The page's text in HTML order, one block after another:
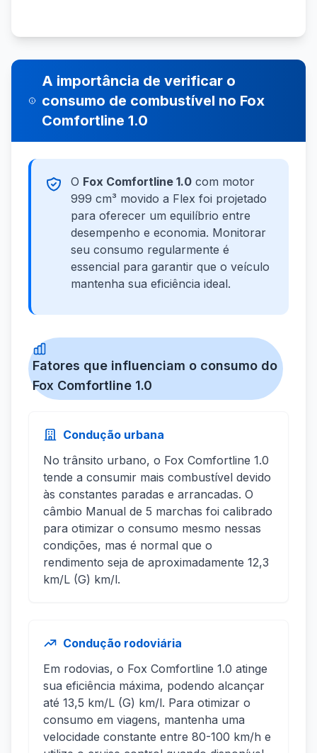
A importância de verificar o
consumo de combustível no Fox
Comfortline 1.0
O Fox Comfortline 1.0 com motor
999 cm³ movido a Flex foi projetado
para oferecer um equilíbrio entre
desempenho e economia. Monitorar
seu consumo regularmente é
essencial para garantir que o veículo
mantenha sua eficiência ideal.
Fatores que influenciam o consumo do
Fox Comfortline 1.0
Condução urbana
No trânsito urbano, o Fox Comfortline 1.0
tende a consumir mais combustível devido
às constantes paradas e arrancadas. O
câmbio Manual de 5 marchas foi calibrado
para otimizar o consumo mesmo nessas
condições, mas é normal que o
rendimento seja de aproximadamente 12,3
km/L (G) km/l.
Condução rodoviária
Em rodovias, o Fox Comfortline 1.0 atinge
sua eficiência máxima, podendo alcançar
até 13,5 km/L (G) km/l. Para otimizar o
consumo em viagens, mantenha uma
velocidade constante entre 80-100 km/h e